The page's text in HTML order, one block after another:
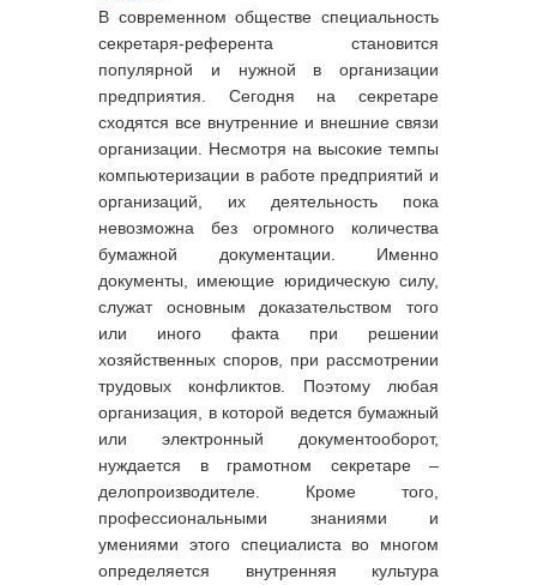
В современном обществе специальность
секретаря-референта становится
популярной и нужной в организации
предприятия. Сегодня на секретаре
сходятся все внутренние и внешние связи
организации. Несмотря на высокие темпы
компьютеризации в работе предприятий и
организаций, их деятельность пока
невозможна без огромного количества
бумажной документации. Именно
документы, имеющие юридическую силу,
служат основным доказательством того
или иного факта при решении
хозяйственных споров, при рассмотрении
трудовых конфликтов. Поэтому любая
организация, в которой ведется бумажный
или электронный документооборот,
нуждается в грамотном секретаре –
делопроизводителе. Кроме того,
профессиональными знаниями и
умениями этого специалиста во многом
определяется внутренняя культура